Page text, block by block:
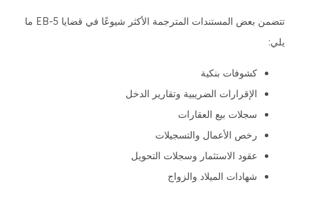
تتضمن بعض المستندات المترجمة الأكثر شيوعًا في قضايا EB-5 ما
يلي:
كشوفات بنكية
الإقرارات الضريبية وتقارير الدخل
سجلات بيع العقارات
رخص الأعمال والتسجيلات
عقود الاستثمار وسجلات التحويل
شهادات الميلاد والزواج